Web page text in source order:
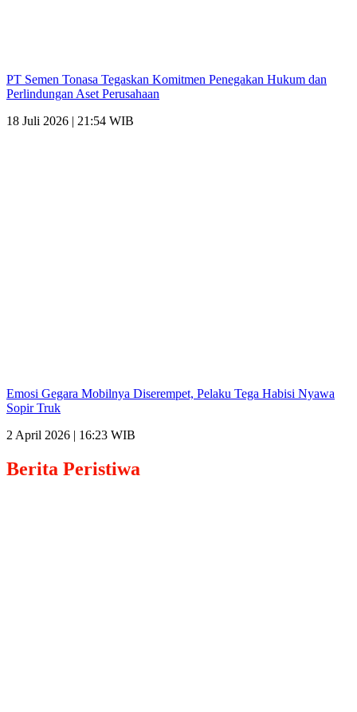
PT Semen Tonasa Tegaskan Komitmen Penegakan Hukum dan
Perlindungan Aset Perusahaan
18 Juli 2026 | 21:54 WIB
Emosi Gegara Mobilnya Diserempet, Pelaku Tega Habisi Nyawa
Sopir Truk
2 April 2026 | 16:23 WIB
Berita Peristiwa